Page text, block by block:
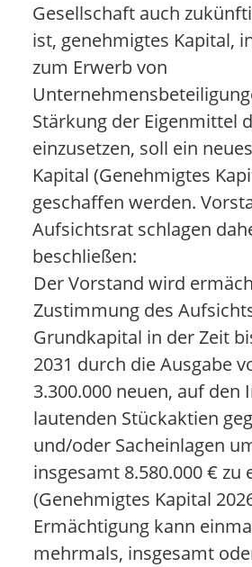
Gesellschaft auch
ist, genehmigtes Kapital,
zum Erwerb von
Stärkung der Eigenmittel
einzusetzen, soll ein
Kapital (Genehmigtes
geschaffen werden.
Aufsichtsrat schlagen
beschließen:
Der Vorstand wird
Zustimmung des
Grundkapital in der Zeit
2031 durch die Ausgabe
3.300.000 neuen, auf den
lautenden Stückaktien
und/oder Sacheinlagen
insgesamt 8.580.000 € zu
(Genehmigtes Kapital
Ermächtigung kann
mehrmals, insgesamt